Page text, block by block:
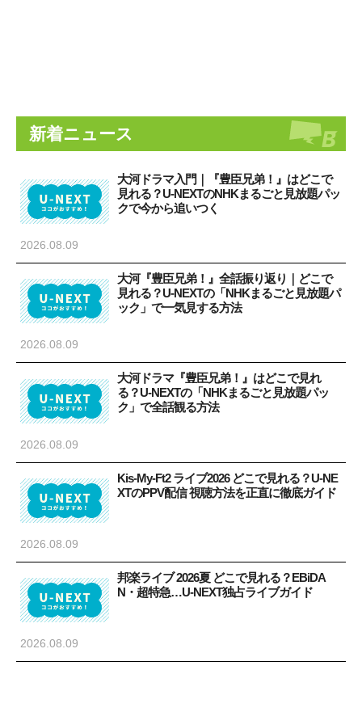
新着ニュース
大河ドラマ入門｜『豊臣兄弟！』はどこで
見れる？U-NEXTのNHKまるごと見放題パッ
クで今から追いつく
2026.08.09
大河『豊臣兄弟！』全話振り返り｜どこで
見れる？U-NEXTの「NHKまるごと見放題パ
ック」で一気見する方法
2026.08.09
大河ドラマ『豊臣兄弟！』はどこで見れ
る？U-NEXTの「NHKまるごと見放題パッ
ク」で全話観る方法
2026.08.09
Kis-My-Ft2 ライブ2026 どこで見れる？U-NE
XTのPPV配信 視聴方法を正直に徹底ガイド
2026.08.09
邦楽ライブ 2026夏 どこで見れる？EBiDA
N・超特急…U-NEXT独占ライブガイド
2026.08.09